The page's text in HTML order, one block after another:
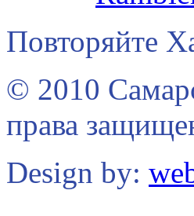
Повторяйте
© 2010
права
Design by: